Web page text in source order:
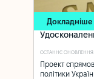
Докладніше
ОСТАННЄ ОНОВЛЕННЯ:
Проект
політики